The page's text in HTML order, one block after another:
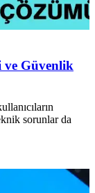
Güvenlik
sorunlar da